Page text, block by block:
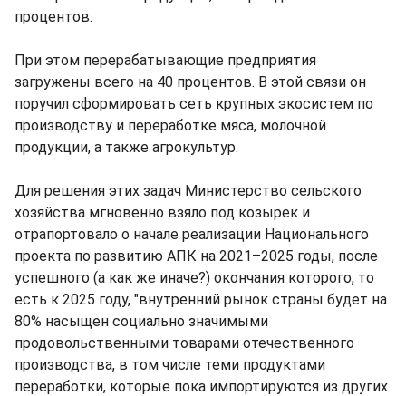
процентов.
При этом перерабатывающие предприятия
загружены всего на 40 процентов. В этой связи он
поручил сформировать сеть крупных экосистем по
производству и переработке мяса, молочной
продукции, а также агрокультур.
Для решения этих задач Министерство сельского
хозяйства мгновенно взяло под козырек и
отрапортовало о начале реализации Национального
проекта по развитию АПК на 2021–2025 годы, после
успешного (а как же иначе?) окончания которого, то
есть к 2025 году, "внутренний рынок страны будет на
80% насыщен социально значимыми
продовольственными товарами отечественного
производства, в том числе теми продуктами
переработки, которые пока импортируются из других